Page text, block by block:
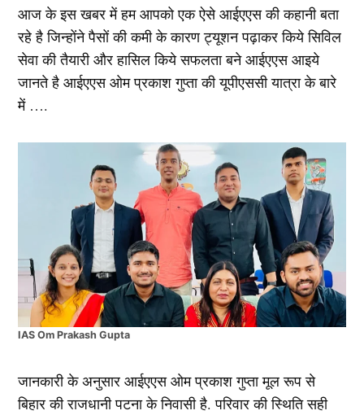
आज के इस खबर में हम आपको एक ऐसे आईएएस की कहानी बता
रहे है जिन्होंने पैसों की कमी के कारण ट्यूशन पढ़ाकर किये सिविल
सेवा की तैयारी और हासिल किये सफलता बने आईएएस आइये
जानते है आईएएस ओम प्रकाश गुप्ता की यूपीएससी यात्रा के बारे
में ….
IAS Om Prakash Gupta
जानकारी के अनुसार आईएएस ओम प्रकाश गुप्ता मूल रूप से
बिहार की राजधानी पटना के निवासी है. परिवार की स्थिति सही